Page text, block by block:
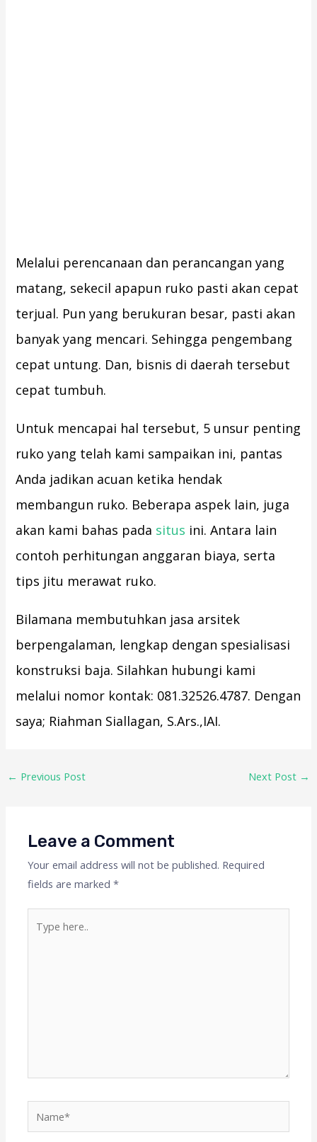
Melalui perencanaan dan perancangan yang
matang, sekecil apapun ruko pasti akan cepat
terjual. Pun yang berukuran besar, pasti akan
banyak yang mencari. Sehingga pengembang
cepat untung. Dan, bisnis di daerah tersebut
cepat tumbuh.
Untuk mencapai hal tersebut, 5 unsur penting
ruko yang telah kami sampaikan ini, pantas
Anda jadikan acuan ketika hendak
membangun ruko. Beberapa aspek lain, juga
akan kami bahas pada situs ini. Antara lain
contoh perhitungan anggaran biaya, serta
tips jitu merawat ruko.
Bilamana membutuhkan jasa arsitek
berpengalaman, lengkap dengan spesialisasi
konstruksi baja. Silahkan hubungi kami
melalui nomor kontak: 081.32526.4787. Dengan
saya; Riahman Siallagan, S.Ars.,IAI.
← Previous Post Next Post →
Leave a Comment
Your email address will not be published. Required
fields are marked*
here..